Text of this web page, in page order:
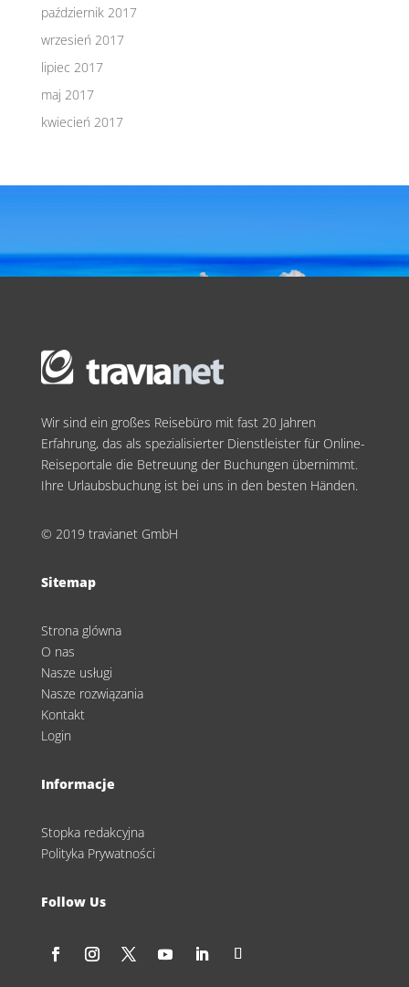
październik 2017
wrzesień 2017
lipiec 2017
maj 2017
kwiecień 2017
Wir sind ein großes Reisebüro mit fast 20 Jahren
Erfahrung, das als spezialisierter Dienstleister für Online-
Reiseportale die Betreuung der Buchungen übernimmt.
Ihre Urlaubsbuchung ist bei uns in den besten Händen.
© 2019 travianet GmbH
Sitemap
Strona glówna
O nas
Nasze usługi
Nasze rozwiązania
Kontakt
Login
Informacje
Stopka redakcyjna
Polityka Prywatności
Follow Us